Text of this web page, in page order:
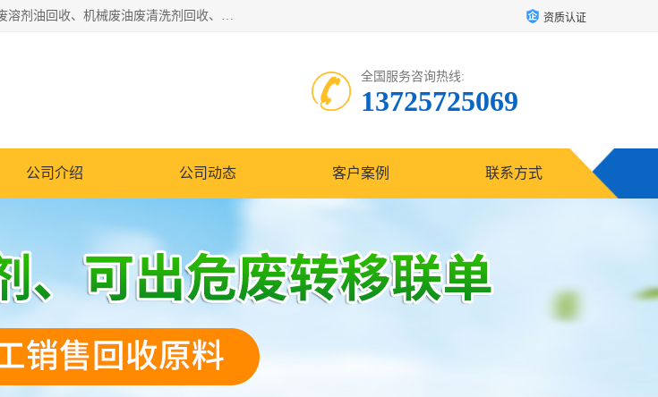
东莞市大岭山莞峰清洗剂经营部拥有的回收加工设备，大量废油回收、废清洗剂回收、废溶剂油回收、机械废油废清洗剂回收、废碳氢回收、碳氢液压油回收、碳氢二氯回收等废清洗剂处理；我们只是提供废旧化工原料的循环使用存放点，执行正规的存放，有正规的回收资质处理。同时我们公司批发零售回收级清洗剂，脱模油再生基础油，质量保证。 资质认证
全国服务咨询热线:
13725725069
公司介绍 公司动态 客户案例 联系方式